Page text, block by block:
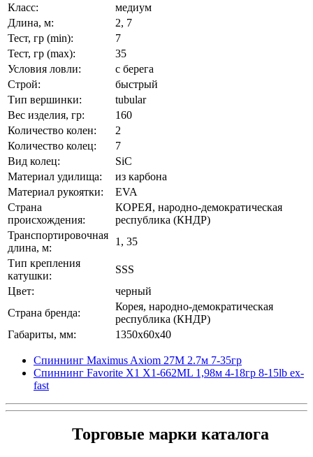
Класс:
медиум
Длина, м:
2, 7
Тест, гр (min):
7
Тест, гр (max):
35
Условия ловли:
с берега
Строй:
быстрый
Тип вершинки:
tubular
Вес изделия, гр:
160
Количество колен:
2
Количество колец:
7
Вид колец:
SiC
Материал удилища:
из карбона
Материал рукоятки:
EVA
Страна
происхождения:
КОРЕЯ, народно-демократическая
республика (КНДР)
Транспортировочная
длина, м:
1, 35
Тип крепления
катушки:
SSS
Цвет:
черный
Страна бренда:
Корея, народно-демократическая
республика (КНДР)
Габариты, мм:
1350x60x40
Спиннинг Maximus Axiom 27M 2.7м 7-35гр
Спиннинг Favorite X1 X1-662ML 1,98м 4-18гр 8-15lb ex-
fast
Торговые марки каталога